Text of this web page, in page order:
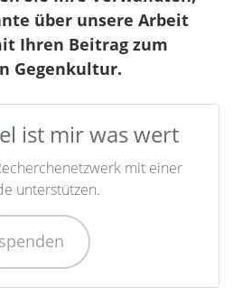
über unsere Arbeit
Ihren Beitrag zum
Gegenkultur.
ist mir was wert
mit einer
unterstützen.
spenden